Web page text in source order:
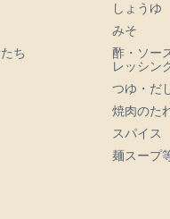
ち
しょうゆ
みそ
酢・ソー
レッシン
つゆ・だ
焼肉のた
スパイス
麺スープ